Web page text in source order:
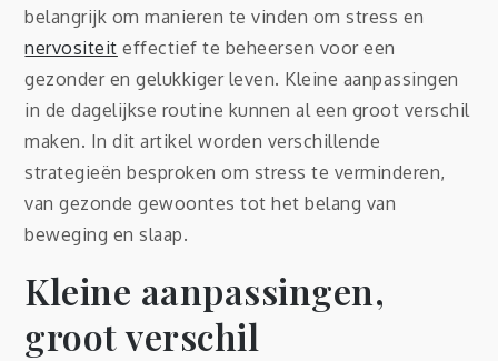
belangrijk om manieren te vinden om stress en
nervositeit effectief te beheersen voor een
gezonder en gelukkiger leven. Kleine aanpassingen
in de dagelijkse routine kunnen al een groot verschil
maken. In dit artikel worden verschillende
strategieën besproken om stress te verminderen,
van gezonde gewoontes tot het belang van
beweging en slaap.
Kleine aanpassingen,
groot verschil